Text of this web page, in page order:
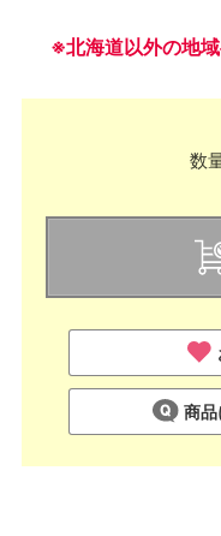
※北海道以外の地
数
商